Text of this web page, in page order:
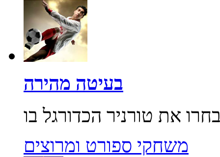
בעיטה מהירה
משחקי ספורט ומרוצים